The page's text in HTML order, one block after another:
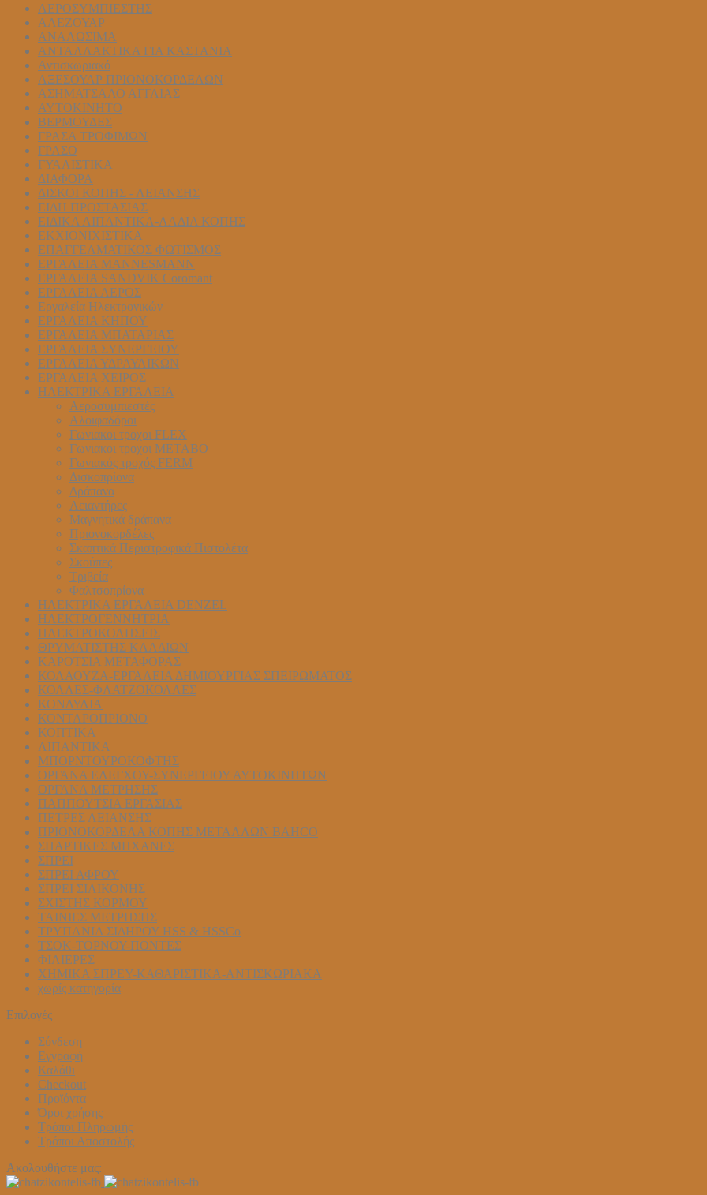
ΑΕΡΟΣΥΜΠΙΕΣΤΗΣ
ΑΛΕΖΟΥΑΡ
ΑΝΑΛΩΣΙΜΑ
ΑΝΤΑΛΛΑΚΤΙΚΑ ΓΙΑ ΚΑΣΤΑΝΙΑ
Αντισκωριακό
ΑΞΕΣΟΥΑΡ ΠΡΙΟΝΟΚΟΡΔΕΛΩΝ
ΑΣΗΜΑΤΣΑΛΟ ΑΓΓΛΙΑΣ
ΑΥΤΟΚΙΝΗΤΟ
ΒΕΡΜΟΥΔΕΣ
ΓΡΑΣΑ ΤΡΟΦΙΜΩΝ
ΓΡΑΣΟ
ΓΥΑΛΙΣΤΙΚΑ
ΔΙΑΦΟΡΑ
ΔΙΣΚΟΙ ΚΟΠΗΣ - ΛΕΙΑΝΣΗΣ
ΕΙΔΗ ΠΡΟΣΤΑΣΙΑΣ
ΕΙΔΙΚΑ ΛΙΠΑΝΤΙΚΑ-ΛΑΔΙΑ ΚΟΠΗΣ
ΕΚΧΙΟΝΙΧΙΣΤΙΚΑ
ΕΠΑΓΓΕΛΜΑΤΙΚΟΣ ΦΩΤΙΣΜΟΣ
ΕΡΓΑΛΕΙΑ MANNESMANN
ΕΡΓΑΛΕΙΑ SANDVIK Coromant
ΕΡΓΑΛΕΙΑ ΑΕΡΟΣ
Εργαλεία Ηλεκτρονικών
ΕΡΓΑΛΕΙΑ ΚΗΠΟΥ
ΕΡΓΑΛΕΙΑ ΜΠΑΤΑΡΙΑΣ
ΕΡΓΑΛΕΙΑ ΣΥΝΕΡΓΕΙΟΥ
ΕΡΓΑΛΕΙΑ ΥΔΡΑΥΛΙΚΩΝ
ΕΡΓΑΛΕΙΑ ΧΕΙΡΟΣ
ΗΛΕΚΤΡΙΚΑ ΕΡΓΑΛΕΙΑ
Αεροσυμπιεστές
Αλοιφαδόροι
Γωνιακοι τροχοι FLEX
Γωνιακοι τροχοι METABO
Γωνιακός τροχός FERM
Δισκοπρίονα
Δράπανα
Λειαντήρες
Μαγνητικά δράπανα
Πριονοκορδέλες
Σκαπτικά Περιστροφικά Πιστολέτα
Σκούπες
Τριβεία
Φαλτσοπρίονα
ΗΛΕΚΤΡΙΚΑ ΕΡΓΑΛΕΙΑ DENZEL
ΗΛΕΚΤΡΟΓΕΝΝΗΤΡΙΑ
ΗΛΕΚΤΡΟΚΟΛΗΣΕΙΣ
ΘΡΥΜΑΤΙΣΤΗΣ ΚΛΑΔΙΩΝ
ΚΑΡΟΤΣΙΑ ΜΕΤΑΦΟΡΑΣ
ΚΟΛΑΟΥΖΑ-ΕΡΓΑΛΕΙΑ ΔΗΜΙΟΥΡΓΙΑΣ ΣΠΕΙΡΩΜΑΤΟΣ
ΚΟΛΛΕΣ-ΦΛΑΤΖΟΚΟΛΛΕΣ
ΚΟΝΔΥΛΙΑ
ΚΟΝΤΑΡΟΠΡΙΟΝΟ
ΚΟΠΤΙΚΑ
ΛΙΠΑΝΤΙΚΑ
ΜΠΟΡΝΤΟΥΡΟΚΟΦΤΗΣ
ΟΡΓΑΝΑ ΕΛΕΓΧΟΥ-ΣYΝΕΡΓΕΙΟΥ ΑΥΤΟΚΙΝΗΤΩΝ
ΟΡΓΑΝΑ ΜΕΤΡΗΣΗΣ
ΠΑΠΠΟΥΤΣΙΑ ΕΡΓΑΣΙΑΣ
ΠΕΤΡΕΣ ΛΕΙΑΝΣΗΣ
ΠΡΙΟΝΟΚΟΡΔΕΛΑ ΚΟΠΗΣ ΜΕΤΑΛΛΩΝ BAHCO
ΣΠΑΡΤΙΚΕΣ ΜΗΧΑΝΕΣ
ΣΠΡΕΙ
ΣΠΡΕΙ ΑΦΡΟΥ
ΣΠΡΕΙ ΣΙΛΙΚΟΝΗΣ
ΣΧΙΣΤΗΣ ΚΟΡΜΟΥ
ΤΑΙΝΙΕΣ ΜΕΤΡΗΣΗΣ
ΤΡΥΠΑΝΙΑ ΣΙΔΗΡΟΥ HSS & HSSCo
ΤΣΟΚ-ΤΟΡΝΟΥ-ΠΟΝΤΕΣ
ΦΙΛΙΕΡΕΣ
ΧΗΜΙΚΑ ΣΠΡΕΥ-ΚΑΘΑΡΙΣΤΙΚΑ-ΑΝΤΙΣΚΩΡΙΑΚΑ
χωρίς κατηγορία
Επιλογές
Σύνδεση
Εγγραφή
Καλάθι
Checkout
Προϊόντα
Όροι χρήσης
Τρόποι Πληρωμής
Τρόποι Αποστολής
Ακολουθήστε μας: